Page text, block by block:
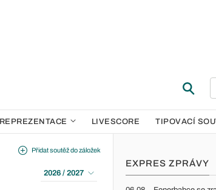
REPREZENTACE LIVESCORE TIPOVACÍ
Přidat soutěž do záložek
2026 / 2027
EXPRES ZPRÁVY